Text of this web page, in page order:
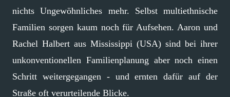
nichts Ungewöhnliches mehr. Selbst multiethnische
Familien sorgen kaum noch für Aufsehen. Aaron und
Rachel Halbert aus Mississippi (USA) sind bei ihrer
unkonventionellen Familienplanung aber noch einen
Schritt weitergegangen - und ernten dafür auf der
Straße oft verurteilende Blicke.